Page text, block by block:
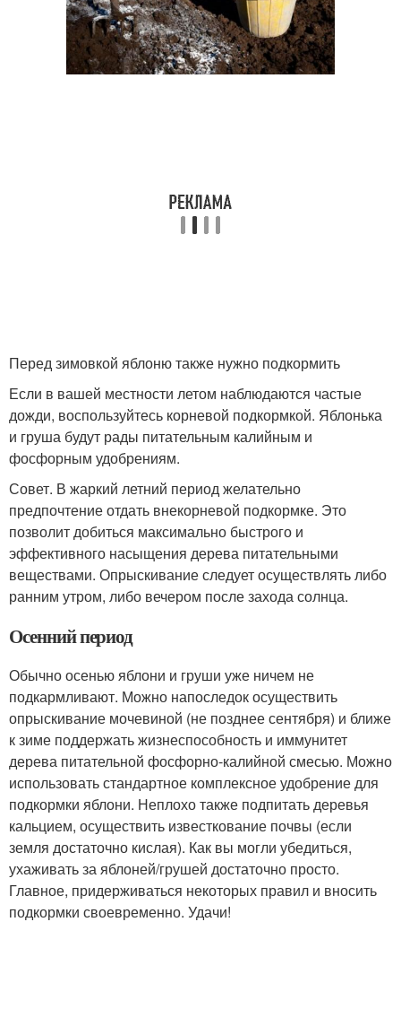
Перед зимовкой яблоню также нужно подкормить
Если в вашей местности летом наблюдаются частые
дожди, воспользуйтесь корневой подкормкой. Яблонька
и груша будут рады питательным калийным и
фосфорным удобрениям.
Совет. В жаркий летний период желательно
предпочтение отдать внекорневой подкормке. Это
позволит добиться максимально быстрого и
эффективного насыщения дерева питательными
веществами. Опрыскивание следует осуществлять либо
ранним утром, либо вечером после захода солнца.
Осенний период
Обычно осенью яблони и груши уже ничем не
подкармливают. Можно напоследок осуществить
опрыскивание мочевиной (не позднее сентября) и ближе
к зиме поддержать жизнеспособность и иммунитет
дерева питательной фосфорно-калийной смесью. Можно
использовать стандартное комплексное удобрение для
подкормки яблони. Неплохо также подпитать деревья
кальцием, осуществить известкование почвы (если
земля достаточно кислая). Как вы могли убедиться,
ухаживать за яблоней/грушей достаточно просто.
Главное, придерживаться некоторых правил и вносить
подкормки своевременно. Удачи!